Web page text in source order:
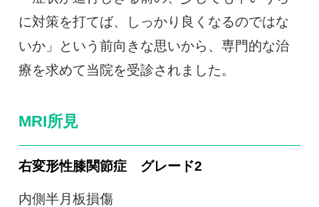
に対策を打てば、しっかり良くなるのではな
いか」という前向きな思いから、専門的な治
療を求めて当院を受診されました。
MRI所見
右変形性膝関節症 グレード2
内側半月板損傷